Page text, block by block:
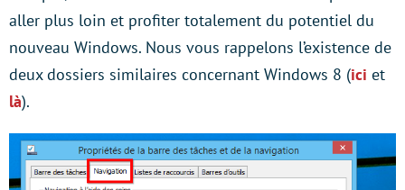
aller plus loin et profiter totalement du potentiel du
nouveau Windows. Nous vous rappelons l’existence de
deux dossiers similaires concernant Windows 8 (ici et
là).